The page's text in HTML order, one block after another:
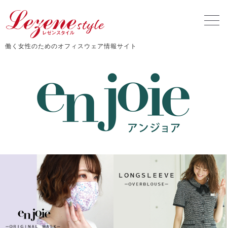
働く女性のためのオフィスウェア情報サイト